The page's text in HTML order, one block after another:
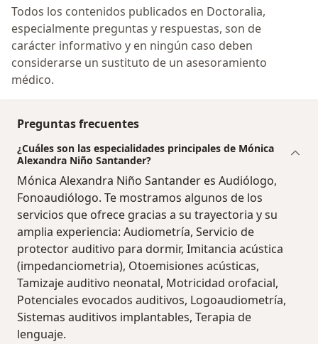
Todos los contenidos publicados en Doctoralia,
especialmente preguntas y respuestas, son de
carácter informativo y en ningún caso deben
considerarse un sustituto de un asesoramiento
médico.
Preguntas frecuentes
¿Cuáles son las especialidades principales de Mónica
Alexandra Niño Santander?
Mónica Alexandra Niño Santander es Audiólogo,
Fonoaudiólogo. Te mostramos algunos de los
servicios que ofrece gracias a su trayectoria y su
amplia experiencia: Audiometría, Servicio de
protector auditivo para dormir, Imitancia acústica
(impedanciometria), Otoemisiones acústicas,
Tamizaje auditivo neonatal, Motricidad orofacial,
Potenciales evocados auditivos, Logoaudiometría,
Sistemas auditivos implantables, Terapia de
lenguaje.